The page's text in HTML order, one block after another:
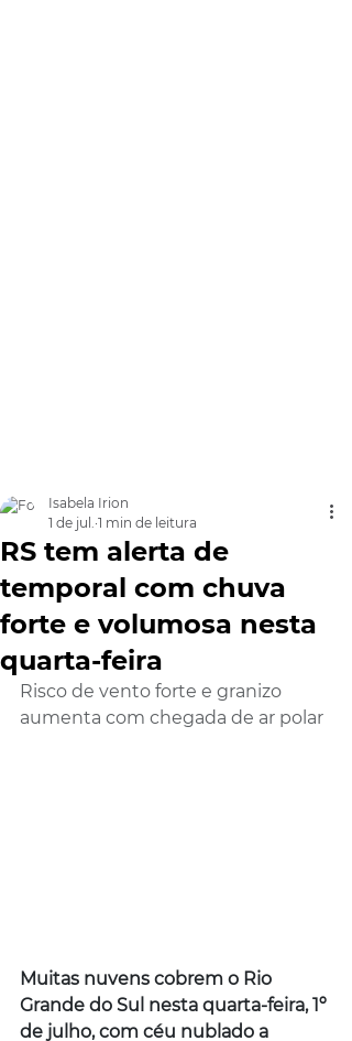
RS tem alerta de
temporal com chuva
forte e volumosa nesta
quarta-feira
Isabela Irion
1 de jul. 1 min de leitura
Risco de vento forte e granizo
aumenta com chegada de ar polar
Muitas nuvens cobrem o Rio
Grande do Sul nesta quarta-feira, 1º
de julho, com céu nublado a